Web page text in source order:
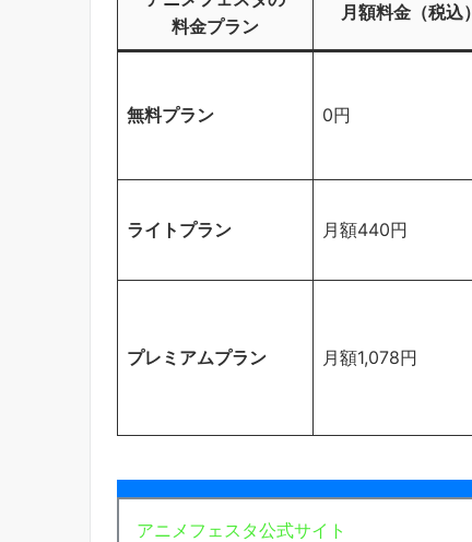
料金プラン
月額料金（税込）
無料プラン 0円
ライトプラン 月額440円
プレミアムプラン 月額1,078円
アニメフェスタ公式サイト